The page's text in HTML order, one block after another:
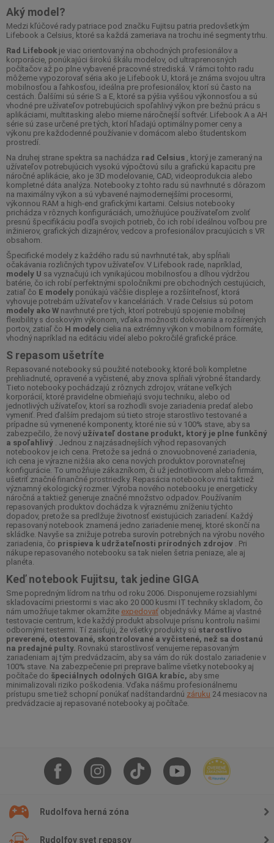
Aký model?
Medzi kľúčové rady patriace pod značku Fujitsu patria predovšetkým
Lifebook a Celsius, ktoré sa každá zameriava na trochu iné segmenty trhu.
Rad Lifebook je viac orientovaný na obchodných profesionálov a
korporácie, ponúkajúci širokú škálu modelov, od ultraprenosných
počítačov až po plne vybavené pracovné strediská. V rámci tohto radu
môžeme vypozorovať séria ako je Lifebook U, ktorá je známa svojou ultra
mobilnosťou a ľahkosťou, ideálna pre profesionálov, ktorí sú často na
cestách. Ďalšími sú série S a E, ktoré sa pýšia vyššou výkonnosťou a sú
vhodné pre užívateľov potrebujúcich spoľahlivý výkon pre bežnú prácu s
aplikáciami, multitasking alebo mierne náročnejší softvér. Lifebook A a AH
série sú zase určené pre tých, ktorí hľadajú optimálny pomer ceny a
výkonu pre každodenné používanie v domácom alebo študentskom
prostredí.
Na druhej strane spektra sa nachádza rad Celsius , ktorý je zameraný na
užívateľov potrebujúcich vysokú výpočtovú silu a grafickú kapacitu pre
náročné aplikácie, ako je 3D modelovanie, CAD, videoprodukcia alebo
kompletné dáta analýza. Notebooky z tohto radu sú navrhnuté s dôrazom
na maximálny výkon a sú vybavené najmodernejšími procesormi,
výkonnou RAM a high-end grafickými kartami. Celsius notebooky
prichádza v rôznych konfiguráciách, umožňujúce používateľom zvoliť
presnú špecifikáciu podľa svojich potrieb, čo ich robí ideálnou voľbou pre
inžinierov, grafických dizajnérov, vedcov a profesionálov pracujúcich s VR
obsahom.
Špecifické modely z každého radu sú navrhnuté tak, aby spĺňali
očakávania rozličných typov užívateľov. V Lifebook rade, napríklad,
modely U sa vyznačujú ich vynikajúcou mobilnosťou a dlhou výdržou
batérie, čo ich robí perfektnými spoločníkmi pre obchodných cestujúcich,
zatiaľ čo E modely ponúkajú väčšie displeje a rozšíriteľnosť, ktorá
vyhovuje potrebám užívateľov v kanceláriách. V rade Celsius sú potom
modely ako W navrhnuté pre tých, ktorí potrebujú spojenie mobilnej
flexibility s doskovým výkonom, vďaka možnosti dokovania a rozšírených
portov, zatiaľ čo H modely cielia na extrémny výkon v mobilnom formáte,
vhodný napríklad na editáciu videí alebo pokročilé grafické práce.
S repasom ušetríte
Repasované notebooky sú použité notebooky, ktoré boli kompletne
prehliadnuté, opravené a vyčistené, aby znova spĺňali výrobné štandardy.
Tieto notebooky pochádzajú z rôznych zdrojov, vrátane veľkých
korporácií, ktoré pravidelne obmieňajú svoju techniku, alebo od
jednotlivých užívateľov, ktorí sa rozhodli svoje zariadenia predať alebo
vymeniť. Pred ďalším predajom sú tieto stroje starostlivo testované a
prípadne sú vymenené komponenty, ktoré nie sú v 100% stave, aby sa
zabezpečilo, že nový užívateľ dostane produkt, ktorý je plne funkčný
a spoľahlivý . Jednou z najzásadnejších výhod repasovaných
notebookov je ich cena. Pretože sa jedná o znovuobnovené zariadenia,
ich cena je výrazne nižšia ako cena nových produktov porovnateľnej
konfigurácie. To umožňuje zákazníkom, či už jednotlivcom alebo firmám,
ušetriť značné finančné prostriedky. Repasácia notebookov má taktiež
významný ekologický rozmer. Výroba nového notebooku je energeticky
náročná a taktiež generuje značné množstvo odpadov. Používaním
repasovaných produktov dochádza k výraznému zníženiu týchto
dopadov, pretože sa predlžuje životnosť existujúcich zariadení. Každý
repasovaný notebook znamená jedno zariadenie menej, ktoré skončí na
skládke. Navyše sa znižuje potreba surovín potrebných na výrobu nového
zariadenia, čo prispieva k udržateľnosti prírodných zdrojov . Pri
nákupe repasovaného notebooku sa tak nielen šetria peniaze, ale aj
planéta.
Keď notebook Fujitsu, tak jedine GIGA
Sme popredným lídrom na trhu od roku 2006. Disponujeme rozsiahlymi
skladovacími priestormi s viac ako 20 000 kusmi IT techniky skladom, čo
nám umožňuje takmer okamžite expedovať objednávky. Máme aj vlastné
testovacie centrum, kde každý produkt absolvuje prísnu kontrolu našimi
odbornými testermi. Tí zaisťujú, že všetky produkty sú starostlivo
preverené, otestované, skontrolované a vyčistené, než sa dostanú
na predajné pulty. Rovnakú starostlivosť venujeme repasovaným
zariadeniam aj tým predvádzacím, aby sa vám do rúk dostalo zariadenie v
100% stave. Na zabezpečenie pri preprave balíme všetky notebooky aj
počítače do špeciálnych odolných GIGA krabíc, aby sme
minimalizovali riziko poškodenia. Vďaka nášmu profesionálnemu
prístupu sme tiež schopní ponúkať nadštandardnú záruku 24 mesiacov na
predvádzacie aj repasované notebooky aj počítače.
Rudolfova herná zóna
Rudolfov svet repasov